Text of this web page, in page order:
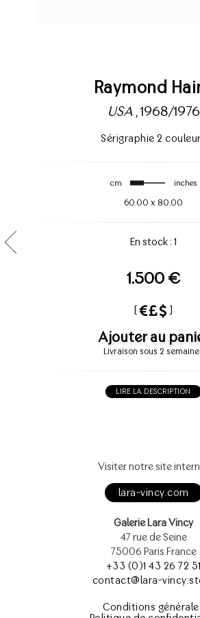
Raymond
USA, 1968/1976
Sérigraphie 2
cm inches
60.00 x 80.00
En stock : 1
1.500 €
[ ]
Ajouter au
Livraison sous 2
LIRE LA DESCRIPTION
Visiter notre site
lara-vincy.com
Galerie Lara Vincy
47 rue de Seine
75006 Paris France
+33 (0)1 43 26 72 51
contact@lara-
Conditions